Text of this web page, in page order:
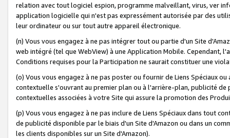
relation avec tout logiciel espion, programme malveillant, virus, ver
application logicielle qui n'est pas expressément autorisée par des
leur ordinateur ou sur tout autre appareil électronique.
(n) Vous vous engagez à ne pas intégrer tout ou partie d'un Site
web intégré (tel que WebView) à une Application Mobile. Cependant,
Conditions requises pour la Participation ne saurait constituer une
(o) Vous vous engagez à ne pas poster ou fournir de Liens Spéciaux
contextuelle s'ouvrant au premier plan ou à l'arrière-plan, publicité
contextuelles associées à votre Site qui assure la promotion des
(p) Vous vous engagez à ne pas inclure de Liens Spéciaux dans tout
de publicité disponible par le biais d'un Site d'Amazon ou dans un
les clients disponibles sur un Site d'Amazon).